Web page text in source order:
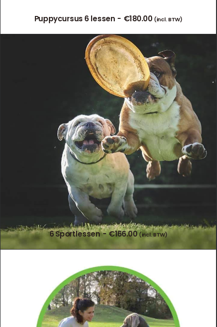
Puppycursus 6 lessen €180.00 (incl. BTW)
TOEVOEGEN AAN WINKELWAGEN
6 Sportlessen €166.00 (incl. BTW)
TOEVOEGEN AAN WINKELWAGEN